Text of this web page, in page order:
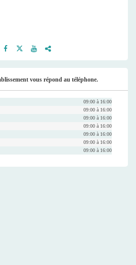
ook
er
be
ram
vous répond au téléphone.
09:00 à 16:00
09:00 à 16:00
09:00 à 16:00
09:00 à 16:00
09:00 à 16:00
09:00 à 16:00
09:00 à 16:00